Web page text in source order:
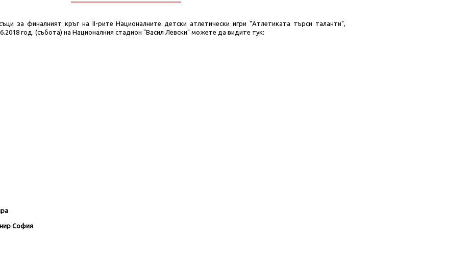
за финалният кръг на II-рите Националните детски атлетически игри "Атлетиката търси таланти",
год. (събота) на Националния стадион "Васил Левски" можете да видите тук:
София